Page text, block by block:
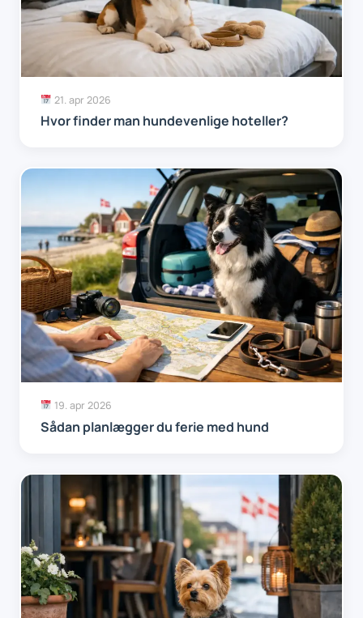
21. apr 2026
Hvor finder man hundevenlige hoteller?
19. apr 2026
Sådan planlægger du ferie med hund